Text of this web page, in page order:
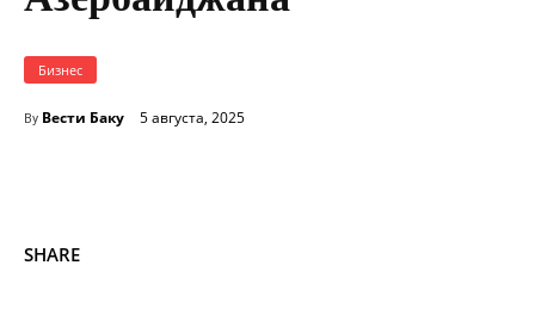
Бизнес
By Вести Баку 5 августа, 2025
SHARE